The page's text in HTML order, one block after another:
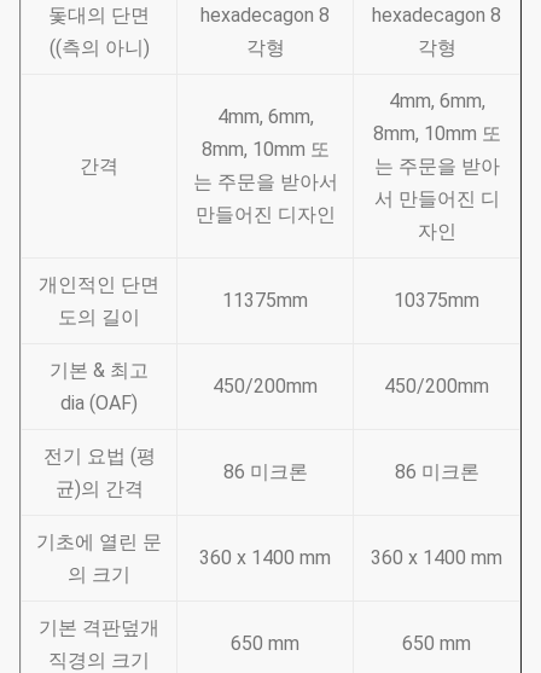
돛대의 단면
((측의 아니)
hexadecagon 8
각형
hexadecagon 8
각형
간격
4mm, 6mm,
8mm, 10mm 또
는 주문을 받아서
만들어진 디자인
4mm, 6mm,
8mm, 10mm 또
는 주문을 받아
서 만들어진 디
자인
개인적인 단면
도의 길이
11375mm 10375mm
기본 & 최고
dia (OAF)
450/200mm 450/200mm
전기 요법 (평
균)의 간격
86 미크론 86 미크론
기초에 열린 문
의 크기
360 x 1400 mm 360 x 1400 mm
기본 격판덮개
직경의 크기
650 mm 650 mm